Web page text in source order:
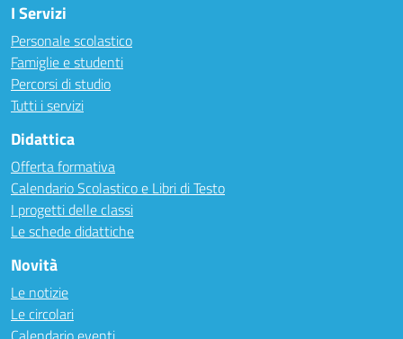
I Servizi
Personale scolastico
Famiglie e studenti
Percorsi di studio
Tutti i servizi
Didattica
Offerta formativa
Calendario Scolastico e Libri di Testo
I progetti delle classi
Le schede didattiche
Novità
Le notizie
Le circolari